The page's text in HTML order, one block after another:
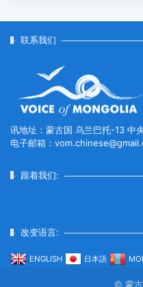
通
联系我们
讯地址：蒙古国 乌兰巴托-13 中
电子邮箱：
跟着我们:
改变语言:
ENGLISH 日本語
© 蒙